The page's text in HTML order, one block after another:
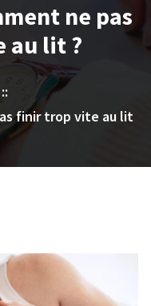
ne pas
au lit ?
::
finir trop vite au lit